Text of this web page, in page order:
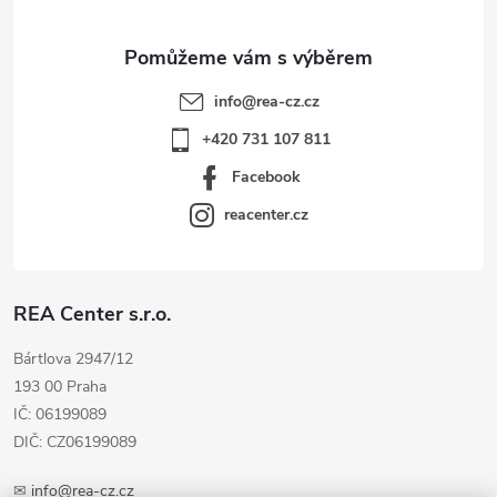
REA Center s.r.o.
Bártlova 2947/12
193 00 Praha
IČ: 06199089
DIČ: CZ06199089
✉ info@rea-cz.cz
info@rea-cz.cz
+420 731 107 811
Facebook
reacenter.cz